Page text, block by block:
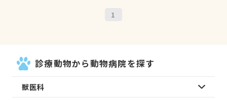
1
診療動物から動物病院を探す
獣医科